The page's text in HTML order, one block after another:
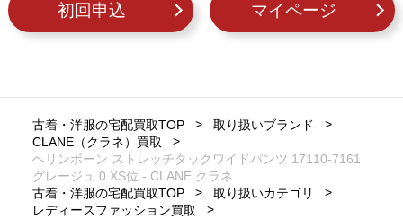
初回申込 マイページ
古着・洋服の宅配買取TOP
取り扱いブランド
CLANE（クラネ）買取
ヘリンボーン ストレッチタックワイドパンツ 17110-7161
グレージュ 0 XS位 - CLANE クラネ
古着・洋服の宅配買取TOP
取り扱いカテゴリ
レディースファッション買取